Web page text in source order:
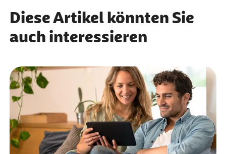
Diese Artikel könnten Sie
auch interessieren